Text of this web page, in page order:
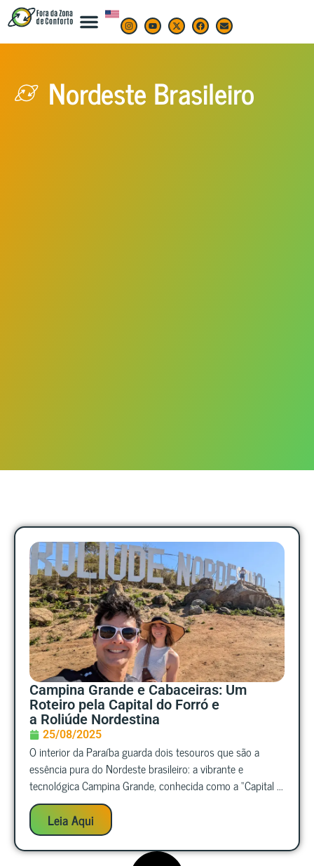
Nordeste Brasileiro
Campina Grande e Cabaceiras: Um
Roteiro pela Capital do Forró e
a Roliúde Nordestina
25/08/2025
O interior da Paraíba guarda dois tesouros que são a
essência pura do Nordeste brasileiro: a vibrante e
tecnológica Campina Grande, conhecida como a “Capital ...
Leia Aqui